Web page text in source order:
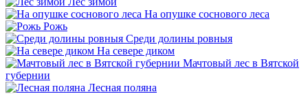
На опушке соснового леса
Рожь
Среди долины ровныя
На севере диком
Мачтовый лес в Вятской
губернии
Лесная поляна